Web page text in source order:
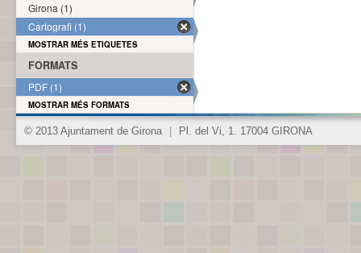
Girona (1)
Cartografi (1)
MOSTRAR MÉS ETIQUETES
FORMATS
PDF (1)
MOSTRAR MÉS FORMATS
© 2013 Ajuntament de Girona Pl. del Vi, 1. 17004 GIRONA